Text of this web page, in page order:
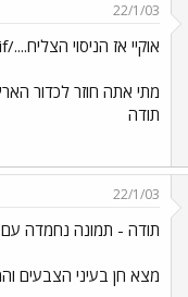
22/1/03
אוקיי אז הניסוי הצליח..../images/Emo160.gif../images/Emo26.gif
מתי אתה חוזר לכדור
תודה
22/1/03
תודה - תמונה נחמדה עם
מצא חן בעיני הצבעים